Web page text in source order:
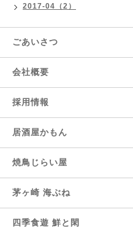
2017-04（2）
ごあいさつ
会社概要
採用情報
居酒屋かもん
焼鳥じらい屋
茅ヶ崎 海ぶね
四季食遊 鮮と閑